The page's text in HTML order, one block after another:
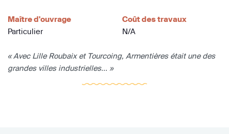
Maître d'ouvrage
Particulier
Coût des travaux
N/A
« Avec Lille Roubaix et Tourcoing, Armentières était une des
grandes villes industrielles... »